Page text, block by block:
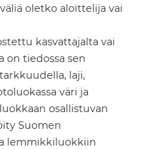
oletko aloittelija vai
kasvattajalta vai
on tiedossa sen
laji,
väri ja
osallistuvan
Suomen
lemmikkiluokkiin